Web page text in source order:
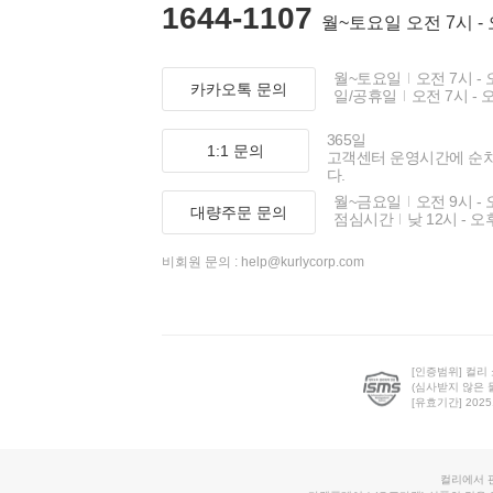
1644-1107 월~토요일 오전 7시 -
카카오톡 문의
월~토요일
오전 7시 -
일/공휴일
오전 7시 -
1:1 문의
365일
고객센터 운영시간에 순
다.
대량주문 문의
월~금요일
오전 9시 -
점심시간
낮 12시 - 오
비회원 문의 : help@kurlycorp.com
[인증범위] 컬리
(심사받지 않은
[유효기간]
컬리에서